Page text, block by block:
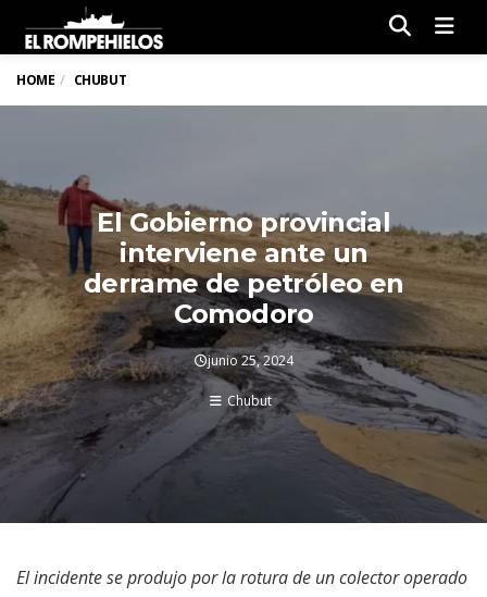
HOME CHUBUT
El Gobierno provincial
interviene ante un
derrame de petróleo en
Comodoro
junio 25, 2024
Chubut
El incidente se produjo por la rotura de un colector operado